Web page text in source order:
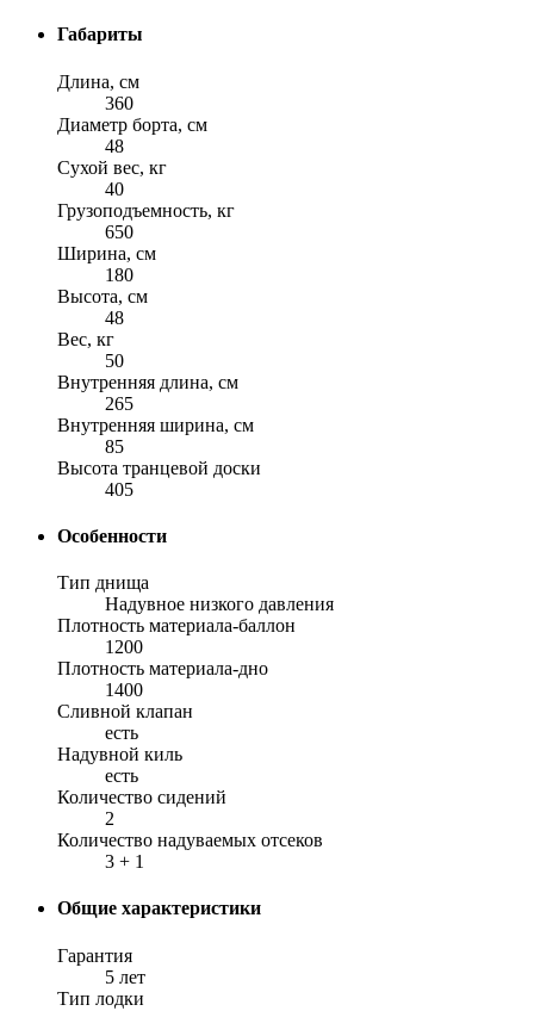
Габариты
Длина, см
360
Диаметр борта, см
48
Сухой вес, кг
40
Грузоподъемность, кг
650
Ширина, см
180
Высота, см
48
Вес, кг
50
Внутренняя длина, см
265
Внутренняя ширина, см
85
Высота транцевой доски
405
Особенности
Тип днища
Надувное низкого давления
Плотность материала-баллон
1200
Плотность материала-дно
1400
Сливной клапан
есть
Надувной киль
есть
Количество сидений
2
Количество надуваемых отсеков
3 + 1
Общие характеристики
Гарантия
5 лет
Тип лодки